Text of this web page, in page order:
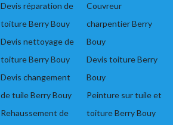
Devis réparation de
toiture Berry Bouy
Devis nettoyage de
toiture Berry Bouy
Devis changement
de tuile Berry Bouy
Rehaussement de
Couvreur
charpentier Berry
Bouy
Devis toiture Berry
Bouy
Peinture sur tuile et
toiture Berry Bouy